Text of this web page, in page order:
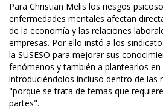
Para Christian Melis los riesgos
enfermedades mentales afectan
de la economía y las relaciones
empresas. Por ello instó a los
la SUSESO para mejorar sus
fenómenos y también a plantearlos en
introduciéndolos incluso dentro de las
"porque se trata de temas que
partes".